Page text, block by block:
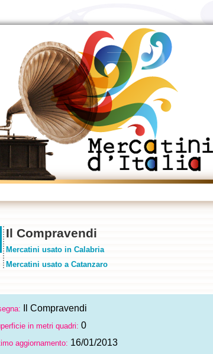
Il Compravendi
Mercatini usato in Calabria
Mercatini usato a Catanzaro
Il Compravendi
in metri quadri: 0
aggiornamento: 16/01/2013